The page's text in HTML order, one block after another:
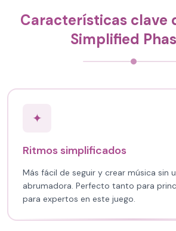
Características clave
Simplified
✦
Ritmos simplificados
Más fácil de seguir y crear música sin
abrumadora. Perfecto tanto para
para expertos en este juego.